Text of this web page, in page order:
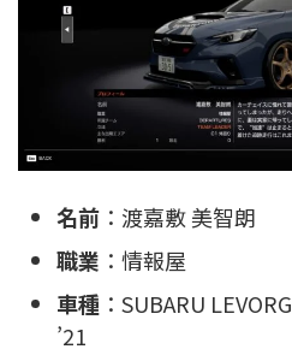
名前 ：渡嘉敷 美智朗
職業 ：情報屋
車種 ：SUBARU
’21